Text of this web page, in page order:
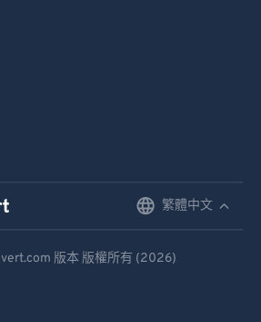
繁體中文
版本 版權所有 (2026)